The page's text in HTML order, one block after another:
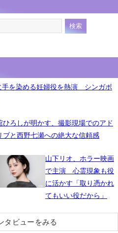
手を染める妊婦役を熱演 シンガポ
ひろしが明かす、撮影現場でのアド
ブと西野七瀬への絶大な信頼感
山下リオ、ホラー映画
で主演 心霊現象も役
に活かす「取り憑かれ
てもいい役だから」
タビューをみる